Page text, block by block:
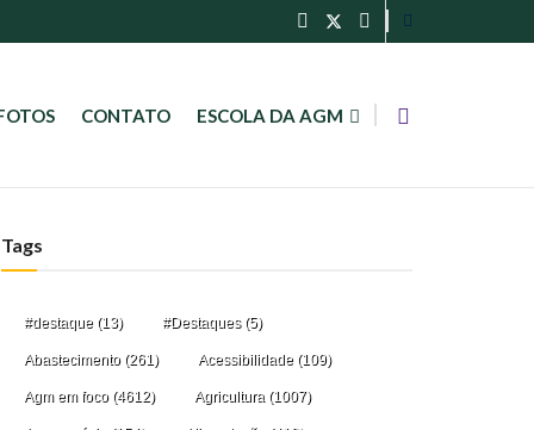
CONTATO ESCOLA DA AGM
Tags
#destaque (13) #Destaques(5)
Abastecimento(261) Acessibilidade (109)
Agm em foco(4612) Agricultura (1007)